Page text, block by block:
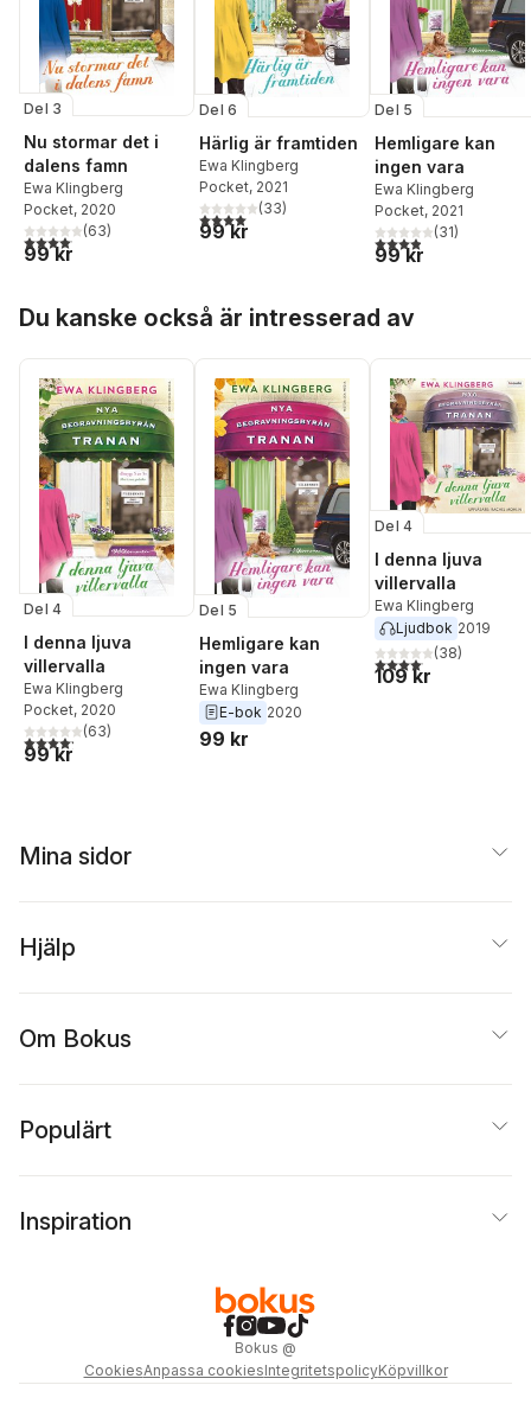
Del 3
Nu stormar det i
dalens famn
Ewa Klingberg
Pocket, 2020
4,1utav 5 stjärnor. Totalt antal röster:
(63)
99 kr
Del 6
Härlig är framtiden
Ewa Klingberg
Pocket, 2021
4,0utav 5 stjärnor. Totalt antal röster:
(33)
99 kr
Del 5
Hemligare kan
ingen vara
Ewa Klingberg
Pocket, 2021
3,9utav 5 stjärnor.
(31)
99 kr
Du kanske också är intresserad av
Del 4
I denna ljuva
villervalla
Ewa Klingberg
Pocket, 2020
4,2utav 5 stjärnor. Totalt antal röster:
(63)
99 kr
Del 5
Hemligare kan
ingen vara
Ewa Klingberg
E-bok 2020
99 kr
Del 4
I denna ljuva
villervalla
Ewa Klingberg
Ljudbok 2019
4,1utav 5 stjärnor.
(38)
109 kr
Mina sidor
Hjälp
Om Bokus
Populärt
Inspiration
Bokus @
CookiesAnpassa cookiesIntegritetspolicyKöpvillkor